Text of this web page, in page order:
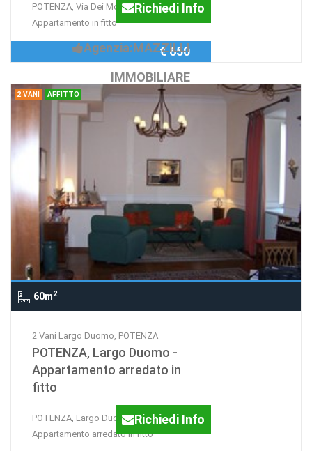
POTENZA, Via Dei Molinari
Appartamento in fitto
Richiedi Info
Agenzia:MAZZILLI
IMMOBILIARE
€ 650
2 VANI AFFITTO
60m2
2 Vani Largo Duomo, POTENZA
POTENZA, Largo Duomo -
Appartamento arredato in
fitto
POTENZA, Largo Duomo -
Appartamento arredato in fitto
Richiedi Info